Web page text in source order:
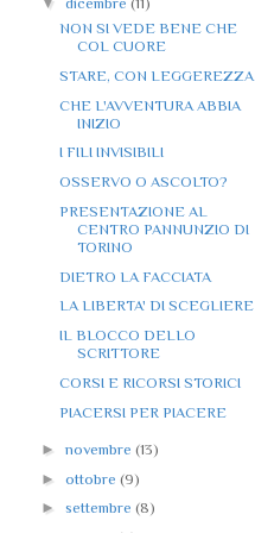
NON SI VEDE BENE CHE
COL CUORE
STARE, CON LEGGEREZZA
CHE L'AVVENTURA ABBIA
INIZIO
I FILI INVISIBILI
OSSERVO O ASCOLTO?
PRESENTAZIONE AL
CENTRO PANNUNZIO DI
TORINO
DIETRO LA FACCIATA
LA LIBERTA' DI SCEGLIERE
IL BLOCCO DELLO
SCRITTORE
CORSI E RICORSI STORICI
PIACERSI PER PIACERE
► novembre (13)
► ottobre (9)
► settembre (8)